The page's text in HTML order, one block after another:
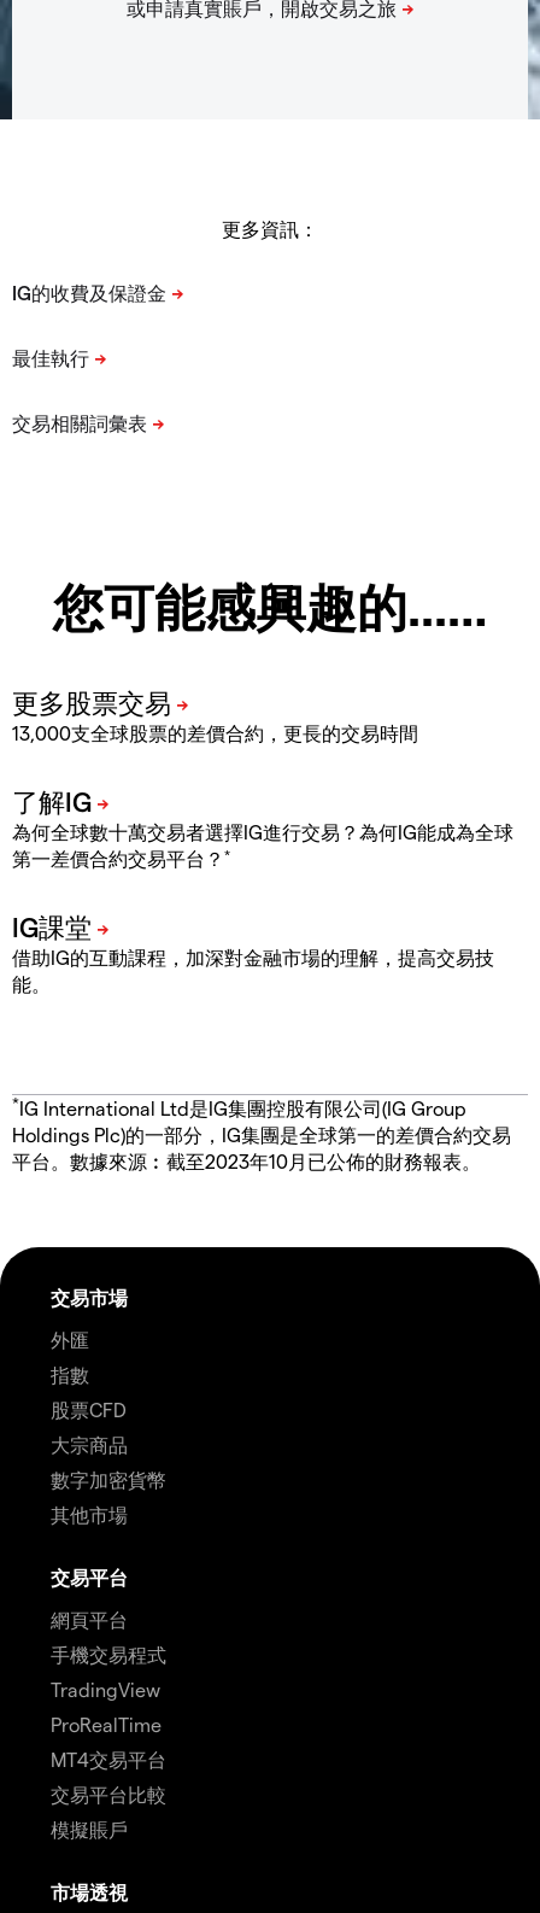
更多資訊：
您可能感興趣的...…
13,000支全球股票的差價合約，更長的交易時間
為何全球數十萬交易者選擇IG進行交易？為何IG能成為全球
第一差價合約交易平台？ *
借助IG的互動課程，加深對金融市場的理解，提高交易技
能。
*IG International Ltd是IG集團控股有限公司(IG Group
Holdings Plc)的一部分，IG集團是全球第一的差價合約交易
平台。數據來源︰截至2023年10月已公佈的財務報表。
交易市場
外匯
指數
股票CFD
大宗商品
數字加密貨幣
其他市場
交易平台
網頁平台
手機交易程式
TradingView
ProRealTime
MT4交易平台
交易平台比較
模擬賬戶
市場透視